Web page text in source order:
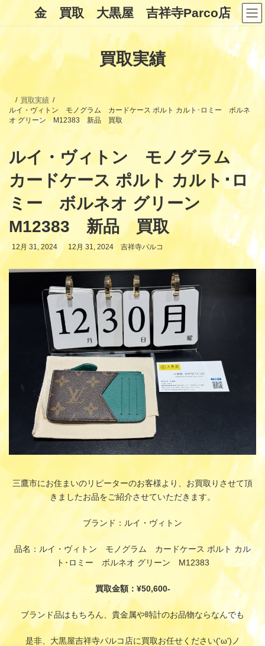
ン
キ
ッ
ー
に
移
金 買取 大黒屋 吉祥寺Parco店
買取実績
買取実績
ルイ・ヴィトン モノグラム カードケース ポルト カルト･ロミー ボルネ
オ グリーン M12383 新品 買取
ルイ・ヴィトン モノグラム
カードケース ポルト カルト･ロ
ミー ボルネオ グリーン
M12383 新品 買取
12月 31, 2024
最
新
日
時
:
12月 31, 2024 吉祥寺パルコ
三鷹市にお住まいのリピーターのお客様より、お買取りさせて頂
きましたお品をご紹介させていただきます。
ブランド：ルイ・ヴィトン
品名：ルイ・ヴィトン モノグラム カードケース ポルト カル
ト･ロミー ボルネオ グリーン M12383
買取金額：¥50,600-
ブランド品はもちろん、貴金属や時計のお品物ならなんでも
是非、大黒屋吉祥寺パルコ店に買取お任せください('ω')ノ